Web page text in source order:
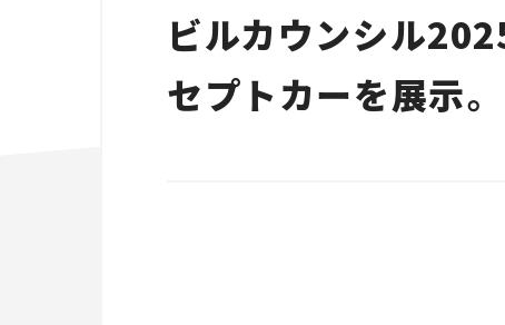
ビルカウンシル
セプトカーを展示。